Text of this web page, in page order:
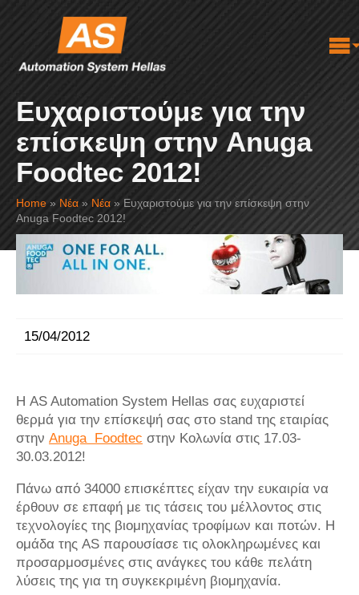
Ευχαριστούμε για την
επίσκεψη στην Anuga
Foodtec 2012!
Home » Νέα » Νέα » Ευχαριστούμε για την επίσκεψη στην
Anuga Foodtec 2012!
15/04/2012
Η AS Automation System Hellas σας ευχαριστεί
θερμά για την επίσκεψή σας στο stand της εταιρίας
στην Anuga Foodtec στην Κολωνία στις 17.03-
30.03.2012!
Πάνω από 34000 επισκέπτες είχαν την ευκαιρία να
έρθουν σε επαφή με τις τάσεις του μέλλοντος στις
τεχνολογίες της βιομηχανίας τροφίμων και ποτών. Η
ομάδα της AS παρουσίασε τις ολοκληρωμένες και
προσαρμοσμένες στις ανάγκες του κάθε πελάτη
λύσεις της για τη συγκεκριμένη βιομηχανία.